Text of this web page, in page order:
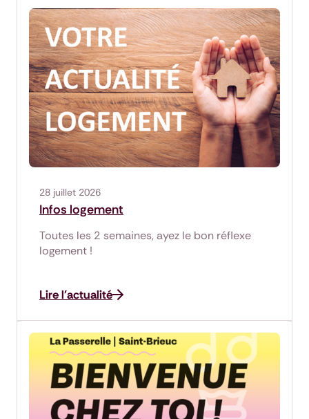
Infos logement
28 juillet 2026
Toutes les 2 semaines, ayez le bon réflexe
logement !
Lire l'actualité